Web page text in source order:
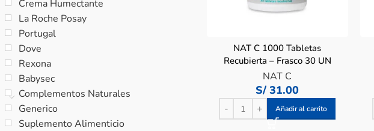
Crema Humectante
La Roche Posay
Portugal
Dove
Rexona
Babysec
Complementos Naturales
Generico
Suplemento Alimenticio
NAT C 1000 Tabletas
Recubierta – Frasco 30 UN
NAT C
S/ 31.00
Añadir al carrito